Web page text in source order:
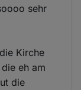
sehr
Kirche
eh am
die